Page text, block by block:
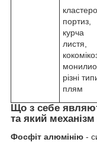
портиз,
курча
листя,
різні
плям
Що з себе
та який механізм
Фосфіт алюмінію -